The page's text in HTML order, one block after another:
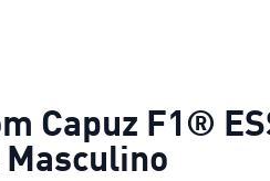
Capuz F1®